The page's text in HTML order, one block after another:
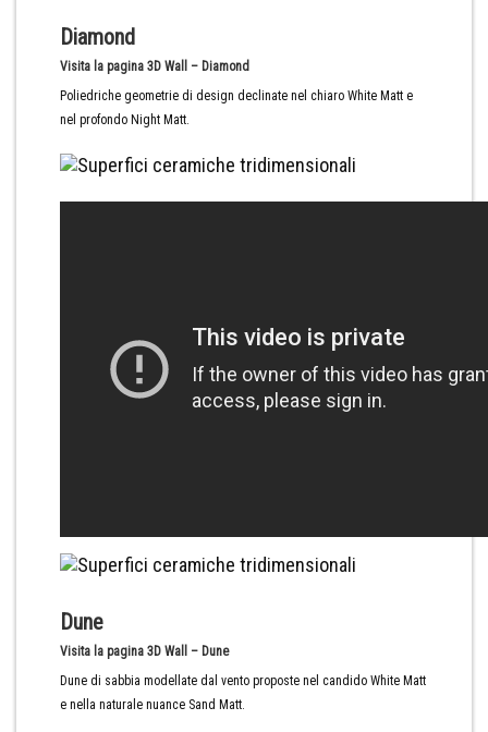
Diamond
Visita la pagina 3D Wall – Diamond
Poliedriche geometrie di design declinate nel chiaro White Matt e
nel profondo Night Matt.
Dune
Visita la pagina 3D Wall – Dune
Dune di sabbia modellate dal vento proposte nel candido White Matt
e nella naturale nuance Sand Matt.